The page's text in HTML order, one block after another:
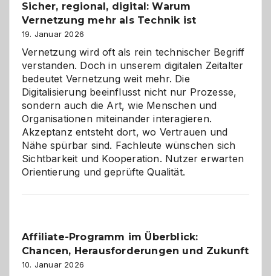
ein
dreifaches
Alaaf!
Sicher, regional, digital: Warum
Vernetzung mehr als Technik ist
19. Januar 2026
Vernetzung wird oft als rein technischer Begriff
verstanden. Doch in unserem digitalen Zeitalter
bedeutet Vernetzung weit mehr. Die
Digitalisierung beeinflusst nicht nur Prozesse,
sondern auch die Art, wie Menschen und
Organisationen miteinander interagieren.
Akzeptanz entsteht dort, wo Vertrauen und
Nähe spürbar sind. Fachleute wünschen sich
Sichtbarkeit und Kooperation. Nutzer erwarten
Orientierung und geprüfte Qualität.
Affiliate-Programm im Überblick:
Chancen, Herausforderungen und Zukunft
10. Januar 2026